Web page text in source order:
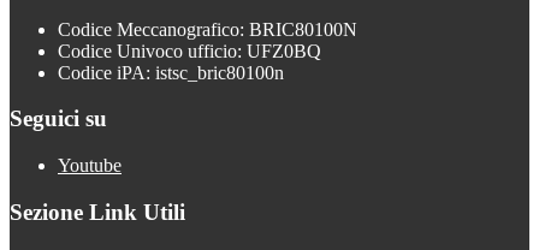
Codice Meccanografico: BRIC80100N
Codice Univoco ufficio: UFZ0BQ
Codice iPA: istsc_bric80100n
Seguici su
Youtube
Sezione Link Utili